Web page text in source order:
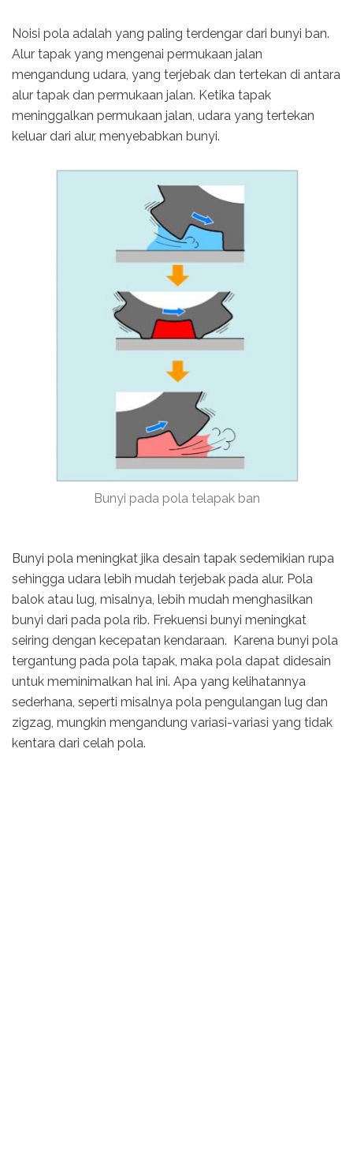
Noisi pola adalah yang paling terdengar dari bunyi ban.
Alur tapak yang mengenai permukaan jalan
mengandung udara, yang terjebak dan tertekan di antara
alur tapak dan permukaan jalan. Ketika tapak
meninggalkan permukaan jalan, udara yang tertekan
keluar dari alur, menyebabkan bunyi.
Bunyi pada pola telapak ban
Bunyi pola meningkat jika desain tapak sedemikian rupa
sehingga udara lebih mudah terjebak pada alur. Pola
balok atau lug, misalnya, lebih mudah menghasilkan
bunyi dari pada pola rib. Frekuensi bunyi meningkat
seiring dengan kecepatan kendaraan. Karena bunyi pola
tergantung pada pola tapak, maka pola dapat didesain
untuk meminimalkan hal ini. Apa yang kelihatannya
sederhana, seperti misalnya pola pengulangan lug dan
zigzag, mungkin mengandung variasi-variasi yang tidak
kentara dari celah pola.